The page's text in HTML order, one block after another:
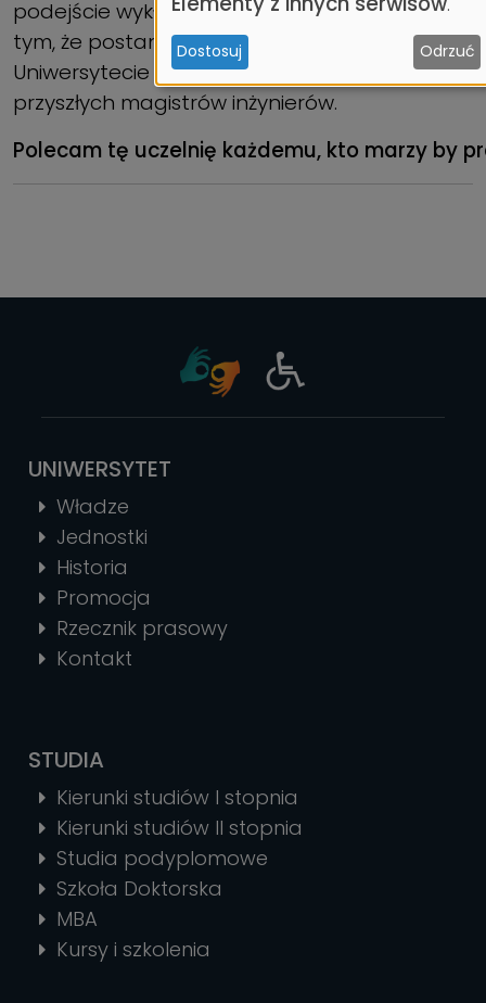
podejście wykładowców zadecydowało o
tym, że postanowiłam pozostać na
Uniwersytecie Morskim w Gdyni i kształcić
przyszłych magistrów inżynierów.
Polecam tę uczelnię każdemu, kto marzy by
UNIWERSYTET
Władze
Jednostki
Historia
Promocja
Rzecznik prasowy
Kontakt
STUDIA
Kierunki studiów I stopnia
Kierunki studiów II stopnia
Studia podyplomowe
Szkoła Doktorska
MBA
Kursy i szkolenia
i
ciasteczek
Dostosuj Odrzuć